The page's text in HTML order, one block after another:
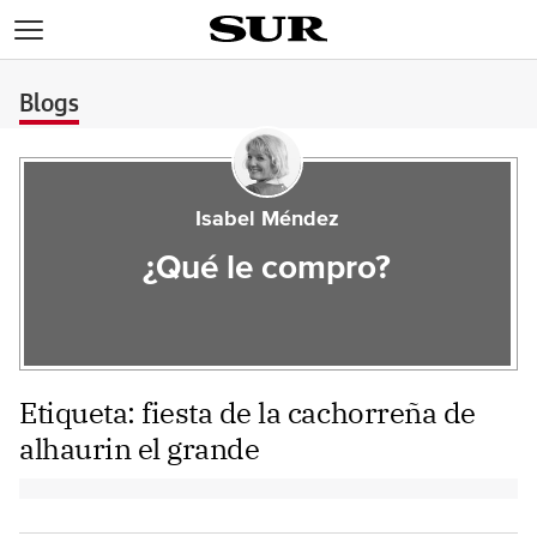
Blogs
Isabel Méndez
¿Qué le compro?
Etiqueta: fiesta de la cachorreña de
alhaurin el grande